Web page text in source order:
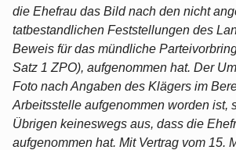
die Ehefrau das Bild nach den nicht
tatbestandlichen Feststellungen des
Beweis für das mündliche
Satz 1 ZPO), aufgenommen hat. Der
Foto nach Angaben des Klägers im
Arbeitsstelle aufgenommen worden ist,
Übrigen keineswegs aus, dass die
aufgenommen hat. Mit Vertrag vom 15.